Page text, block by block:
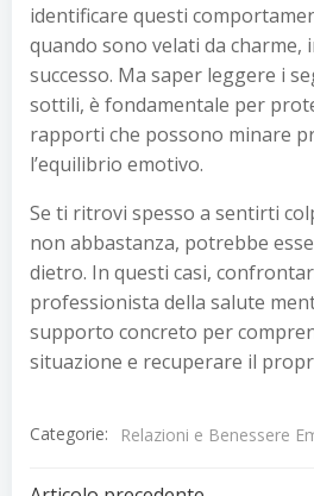
identificare questi
quando sono velati da charme,
successo. Ma saper leggere i
sottili, è fondamentale per
rapporti che possono minare
l’equilibrio emotivo.
Se ti ritrovi spesso a sentirti
non abbastanza, potrebbe
dietro. In questi casi,
professionista della salute
supporto concreto per
situazione e recuperare il
Categorie: Relazioni e Benessere